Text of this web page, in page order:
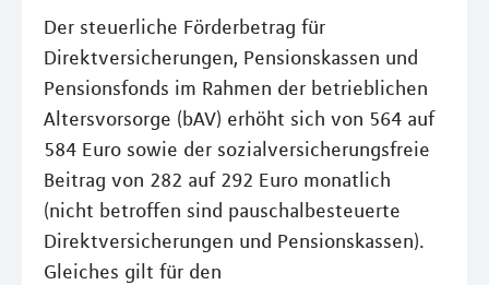
Der steuerliche Förderbetrag für
Direktversicherungen, Pensionskassen und
Pensionsfonds im Rahmen der betrieblichen
Altersvorsorge (bAV) erhöht sich von 564 auf
584 Euro sowie der sozialversicherungsfreie
Beitrag von 282 auf 292 Euro monatlich
(nicht betroffen sind pauschalbesteuerte
Direktversicherungen und Pensionskassen).
Gleiches gilt für den